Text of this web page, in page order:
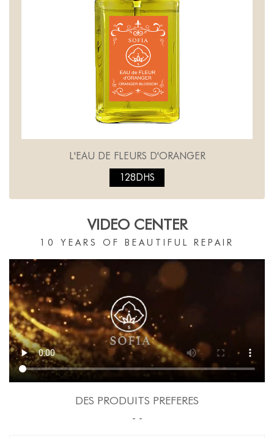
L'EAU DE FLEURS D'ORANGER
128DHS
VIDEO CENTER
10 YEARS OF BEAUTIFUL REPAIR
DES PRODUITS PREFERES
- -